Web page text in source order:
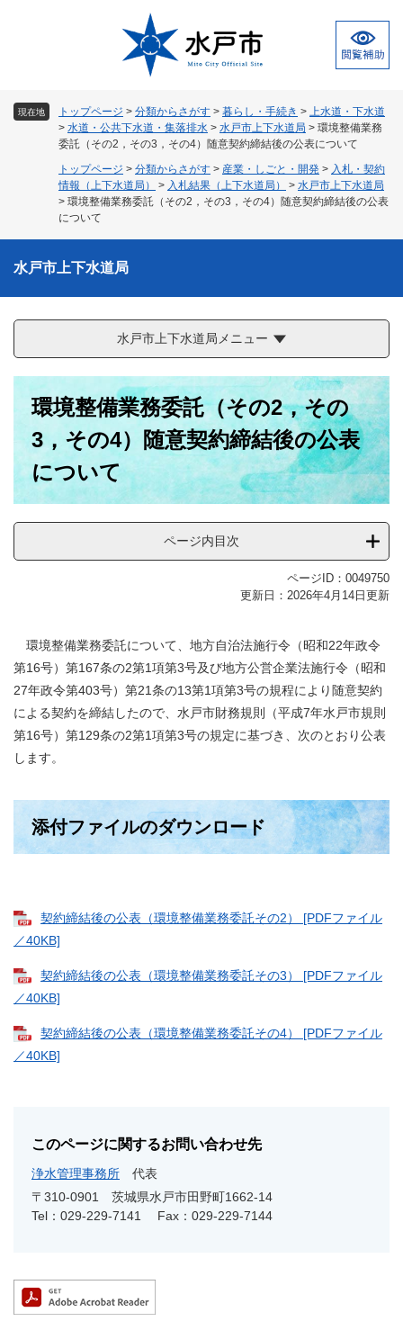
現在地 トップページ > 分類からさがす > 暮らし・手続き > 上水道・下水道
> 水道・公共下水道・集落排水 > 水戸市上下水道局 > 環境整備業務
委託（その2，その3，その4）随意契約締結後の公表について
トップページ > 分類からさがす > 産業・しごと・開発 > 入札・契約
情報（上下水道局）
> 入札結果（上下水道局） > 水戸市上下水道局
> 環境整備業務委託（その2，その3，その4）随意契約締結後の公表
について
水戸市上下水道局
水戸市上下水道局メニュー
環境整備業務委託（その2，その
3，その4）随意契約締結後の公表
について
ページ内目次
ページID：0049750
更新日：2026年4月14日更新
環境整備業務委託について、地方自治法施行令（昭和22年政令
第16号）第167条の2第1項第3号及び地方公営企業法施行令（昭和
27年政令第403号）第21条の13第1項第3号の規程により随意契約
による契約を締結したので、水戸市財務規則（平成7年水戸市規則
第16号）第129条の2第1項第3号の規定に基づき、次のとおり公表
します。
添付ファイルのダウンロード
契約締結後の公表（環境整備業務委託その2） [PDFファイル
／40KB]
契約締結後の公表（環境整備業務委託その3） [PDFファイル
／40KB]
契約締結後の公表（環境整備業務委託その4） [PDFファイル
／40KB]
このページに関するお問い合わせ先
浄水管理事務所
代表
〒310-0901
茨城県水戸市田野町1662-14
Tel：029-229-7141
Fax：029-229-7144